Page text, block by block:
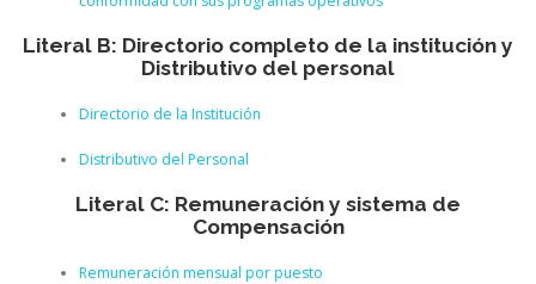
Literal B: Directorio completo de la institución y
Distributivo del personal
Directorio de la Institución
Distributivo del Personal
Literal C: Remuneración y sistema de
Compensación
Remuneración mensual por puesto